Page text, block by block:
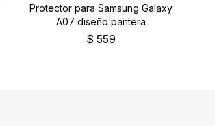
Protector para Samsung Galaxy
A07 diseño pantera
$ 559